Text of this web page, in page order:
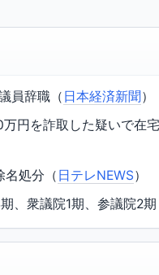
員辞職（ 日本経済新聞 ）
円を詐取した疑いで在
名処分（ 日テレNEWS）
、衆議院1期、参議院2